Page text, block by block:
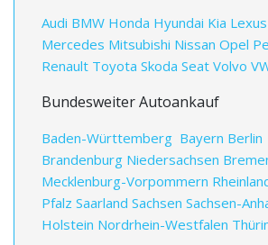
Audi BMW Honda Hyundai Kia Lexus
Mercedes Mitsubishi Nissan Opel
Renault Toyota Skoda Seat Volvo
Bundesweiter Autoankauf
Baden-Württemberg Bayern Berlin
Brandenburg Niedersachsen
Mecklenburg-Vorpommern
Pfalz Saarland Sachsen Sachsen-
Holstein Nordrhein-Westfalen